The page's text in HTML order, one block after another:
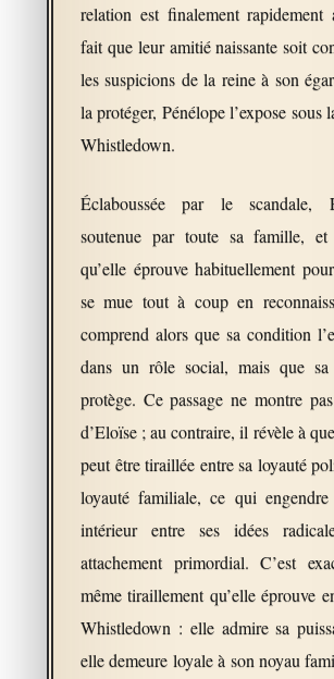
relation est finalement rapidement
fait que leur amitié naissante soit
les suspicions de la reine à son
la protéger, Pénélope l’expose sous
Whistledown.
Éclaboussée par le scandale,
soutenue par toute sa famille,
qu’elle éprouve habituellement
se mue tout à coup en
comprend alors que sa condition
dans un rôle social, mais que
protège. Ce passage ne montre
d’Eloïse ; au contraire, il révèle à
peut être tiraillée entre sa loyauté
loyauté familiale, ce qui
intérieur entre ses idées
attachement primordial. C’est
même tiraillement qu’elle éprouve
Whistledown : elle admire sa
elle demeure loyale à son noyau